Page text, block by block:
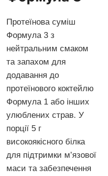
Протеїнова суміш
Формула 3 з
нейтральним смаком
та запахом для
додавання до
протеїнового коктейлю
Формула 1 або інших
улюблених страв. У
порції 5 г
високоякісного білка
для підтримки м’язової
маси та забезпечення